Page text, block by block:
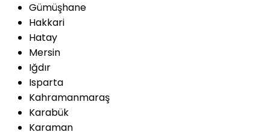
Gümüşhane
Hakkari
Hatay
Mersin
Iğdır
Isparta
Kahramanmaraş
Karabük
Karaman